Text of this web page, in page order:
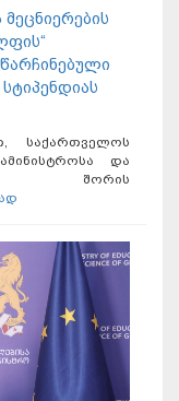
საქართველოს
და
შორის